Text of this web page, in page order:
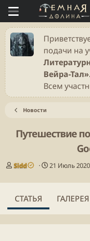
подачи на
Вейра-
Всем
Новости
Путешествие
А
т
р
Sidd
Д
т
у
21 Июль 2020
СТАТЬЯ ГАЛЕРЕЯ